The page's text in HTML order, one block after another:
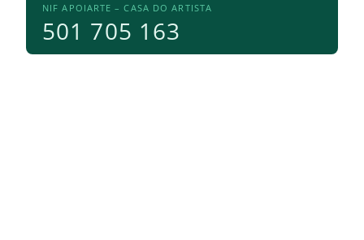
NIF APOIARTE – CASA DO ARTISTA
501 705 163